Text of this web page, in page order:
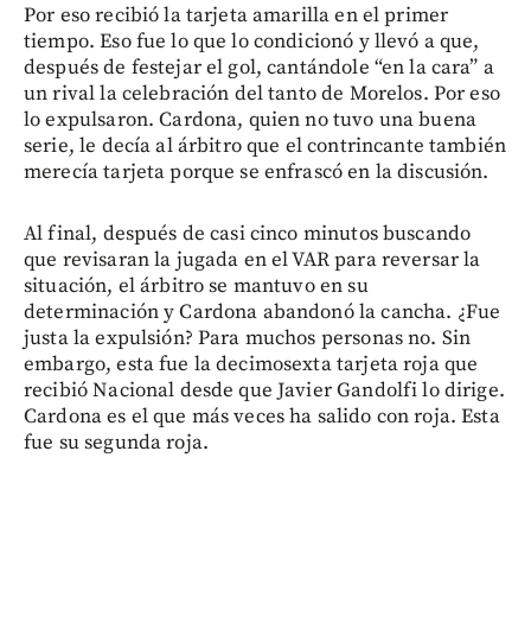
Por eso recibió la tarjeta amarilla en el primer
tiempo. Eso fue lo que lo condicionó y llevó a que,
después de festejar el gol, cantándole “en la cara” a
un rival la celebración del tanto de Morelos. Por eso
lo expulsaron. Cardona, quien no tuvo una buena
serie, le decía al árbitro que el contrincante también
merecía tarjeta porque se enfrascó en la discusión.
Al final, después de casi cinco minutos buscando
que revisaran la jugada en el VAR para reversar la
situación, el árbitro se mantuvo en su
determinación y Cardona abandonó la cancha. ¿Fue
justa la expulsión? Para muchos personas no. Sin
embargo, esta fue la decimosexta tarjeta roja que
recibió Nacional desde que Javier Gandolfi lo dirige.
Cardona es el que más veces ha salido con roja. Esta
fue su segunda roja.